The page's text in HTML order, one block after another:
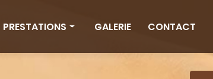
PRESTATIONS GALERIE CONTACT